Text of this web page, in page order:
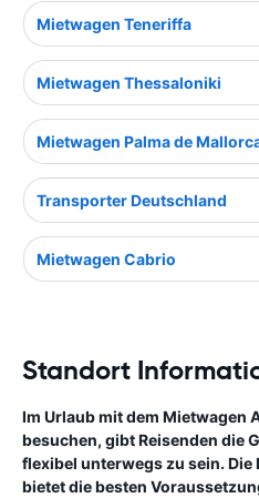
Mietwagen Teneriffa
Mietwagen Thessaloniki
Mietwagen Palma de
Transporter Deutschland
Mietwagen Cabrio
Standort
Im Urlaub mit dem Mietwagen
besuchen, gibt Reisenden die
flexibel unterwegs zu sein. Die
bietet die besten